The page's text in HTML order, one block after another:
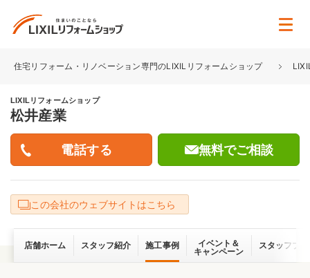
住宅リフォーム・リノベーション専門のLIXILリフォームショップ
LIXILリフォームショップ
松井産業
無料でご相談
この会社のウェブサイトはこちら
店舗ホーム スタッフ紹介 施工事例
イベント＆
キャンペーン
スタッフブ